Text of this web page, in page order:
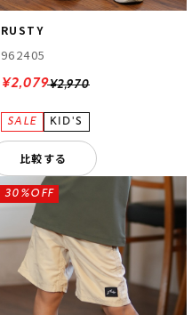
RUSTY
962405
¥2,970
¥2,079
比較する
30%OFF